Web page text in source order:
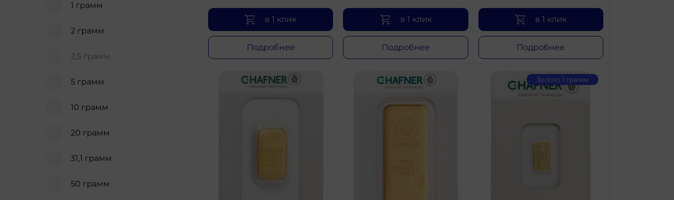
1 грамм
2 грамм
2,5 грамм
5 грамм
10 грамм
20 грамм
31,1 грамм
50 грамм
в 1 клик
Подробнее
в 1 клик
Подробнее
в 1 клик
Подробнее
Золото 1 грамм